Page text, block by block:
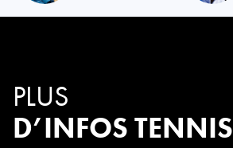
PLUS
D’INFOS TENNIS